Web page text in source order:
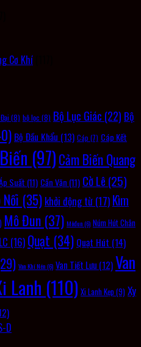
Cơ Khí
(8) bộ lọc (8) Bộ Lục Giác (22) Bộ
Bộ Đầu Khẩu (13) Cáp (7) Cáp Kết
(97)Cảm Biến Quang
Suất (11) Cần Vặn (11) Cờ Lê (25)
Nối (35) khởi động từ (17) Kìm
Mô Đun (37) Môđun(6) Núm Hút Chân
(16) Quạt (34) Quạt Hút (14)
Van Khí Nén(6) Van Tiết Lưu (12)Van
Lanh (110) Xi Lanh Kẹp (9) Xy